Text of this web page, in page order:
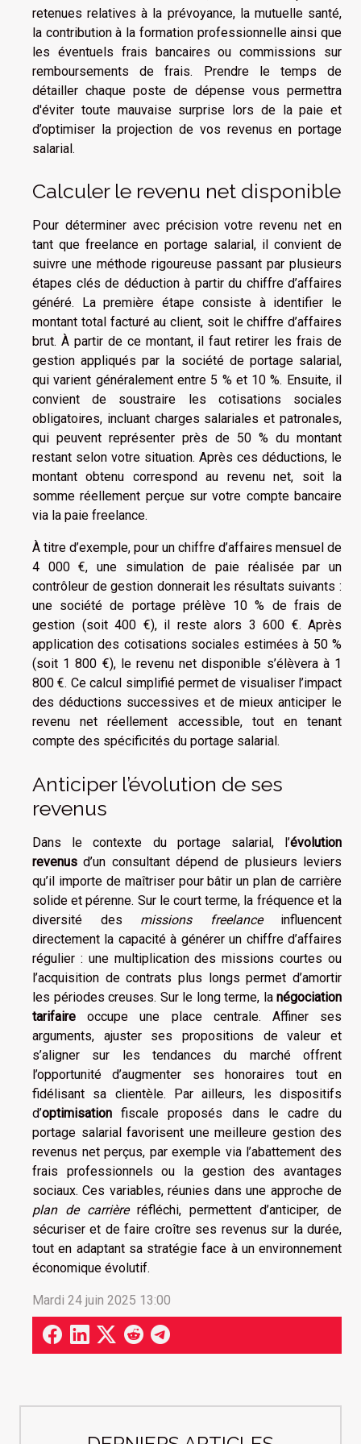
retenues relatives à la prévoyance, la mutuelle santé,
la contribution à la formation professionnelle ainsi que
les éventuels frais bancaires ou commissions sur
remboursements de frais. Prendre le temps de
détailler chaque poste de dépense vous permettra
d'éviter toute mauvaise surprise lors de la paie et
d’optimiser la projection de vos revenus en portage
salarial.
Calculer le revenu net disponible
Pour déterminer avec précision votre revenu net en
tant que freelance en portage salarial, il convient de
suivre une méthode rigoureuse passant par plusieurs
étapes clés de déduction à partir du chiffre d’affaires
généré. La première étape consiste à identifier le
montant total facturé au client, soit le chiffre d’affaires
brut. À partir de ce montant, il faut retirer les frais de
gestion appliqués par la société de portage salarial,
qui varient généralement entre 5 % et 10 %. Ensuite, il
convient de soustraire les cotisations sociales
obligatoires, incluant charges salariales et patronales,
qui peuvent représenter près de 50 % du montant
restant selon votre situation. Après ces déductions, le
montant obtenu correspond au revenu net, soit la
somme réellement perçue sur votre compte bancaire
via la paie freelance.
À titre d’exemple, pour un chiffre d’affaires mensuel de
4 000 €, une simulation de paie réalisée par un
contrôleur de gestion donnerait les résultats suivants :
une société de portage prélève 10 % de frais de
gestion (soit 400 €), il reste alors 3 600 €. Après
application des cotisations sociales estimées à 50 %
(soit 1 800 €), le revenu net disponible s’élèvera à 1
800 €. Ce calcul simplifié permet de visualiser l’impact
des déductions successives et de mieux anticiper le
revenu net réellement accessible, tout en tenant
compte des spécificités du portage salarial.
Anticiper l’évolution de ses
revenus
Dans le contexte du portage salarial, l’évolution
revenus d’un consultant dépend de plusieurs leviers
qu’il importe de maîtriser pour bâtir un plan de carrière
solide et pérenne. Sur le court terme, la fréquence et la
diversité des missions freelanceinfluencent
directement la capacité à générer un chiffre d’affaires
régulier : une multiplication des missions courtes ou
l’acquisition de contrats plus longs permet d’amortir
les périodes creuses. Sur le long terme, la négociation
tarifaire occupe une place centrale. Affiner ses
arguments, ajuster ses propositions de valeur et
s’aligner sur les tendances du marché offrent
l’opportunité d’augmenter ses honoraires tout en
fidélisant sa clientèle. Par ailleurs, les dispositifs
d’optimisation fiscale proposés dans le cadre du
portage salarial favorisent une meilleure gestion des
revenus net perçus, par exemple via l’abattement des
frais professionnels ou la gestion des avantages
sociaux. Ces variables, réunies dans une approche de
plan de carrièreréfléchi, permettent d’anticiper, de
sécuriser et de faire croître ses revenus sur la durée,
tout en adaptant sa stratégie face à un environnement
économique évolutif.
Mardi 24 juin 2025 13:00